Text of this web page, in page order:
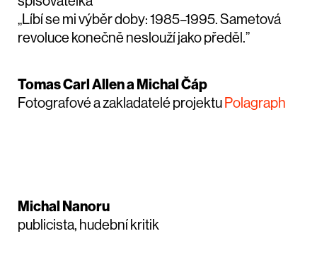
„Líbí se mi výběr doby: 1985–1995. Sametová
revoluce konečně neslouží jako předěl.”
Tomas Carl Allen a Michal Čáp
Fotografové a zakladatelé projektu Polagraph
Michal Nanoru
publicista, hudební kritik